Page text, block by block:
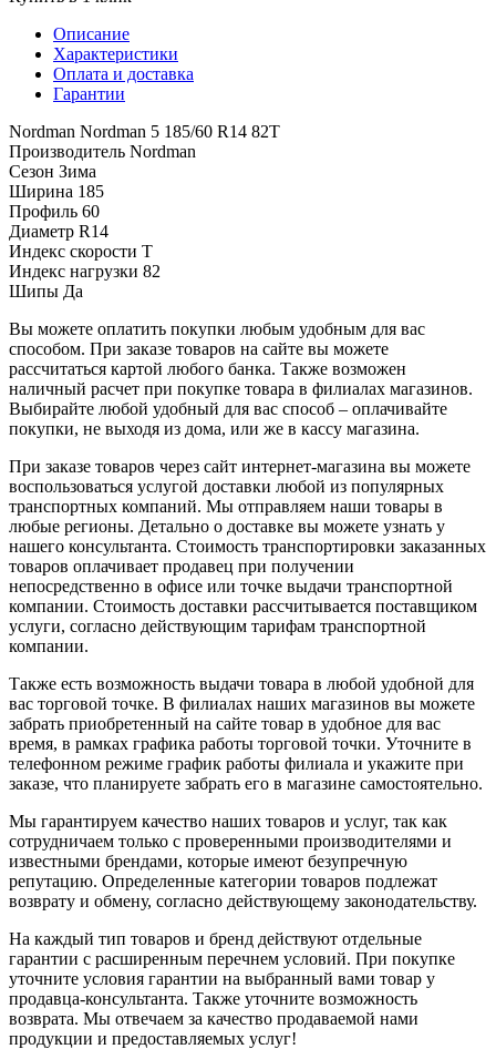
Описание
Характеристики
Оплата и доставка
Гарантии
Nordman Nordman 5 185/60 R14 82T
Производитель Nordman
Сезон Зима
Ширина 185
Профиль 60
Диаметр R14
Индекс скорости T
Индекс нагрузки 82
Шипы Да
Вы можете оплатить покупки любым удобным для вас
способом. При заказе товаров на сайте вы можете
рассчитаться картой любого банка. Также возможен
наличный расчет при покупке товара в филиалах магазинов.
Выбирайте любой удобный для вас способ – оплачивайте
покупки, не выходя из дома, или же в кассу магазина.
При заказе товаров через сайт интернет-магазина вы можете
воспользоваться услугой доставки любой из популярных
транспортных компаний. Мы отправляем наши товары в
любые регионы. Детально о доставке вы можете узнать у
нашего консультанта. Стоимость транспортировки заказанных
товаров оплачивает продавец при получении
непосредственно в офисе или точке выдачи транспортной
компании. Стоимость доставки рассчитывается поставщиком
услуги, согласно действующим тарифам транспортной
компании.
Также есть возможность выдачи товара в любой удобной для
вас торговой точке. В филиалах наших магазинов вы можете
забрать приобретенный на сайте товар в удобное для вас
время, в рамках графика работы торговой точки. Уточните в
телефонном режиме график работы филиала и укажите при
заказе, что планируете забрать его в магазине самостоятельно.
Мы гарантируем качество наших товаров и услуг, так как
сотрудничаем только с проверенными производителями и
известными брендами, которые имеют безупречную
репутацию. Определенные категории товаров подлежат
возврату и обмену, согласно действующему законодательству.
На каждый тип товаров и бренд действуют отдельные
гарантии с расширенным перечнем условий. При покупке
уточните условия гарантии на выбранный вами товар у
продавца-консультанта. Также уточните возможность
возврата. Мы отвечаем за качество продаваемой нами
продукции и предоставляемых услуг!